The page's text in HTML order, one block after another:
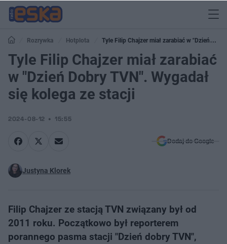
Rozrywka Hotplota
Tyle Filip Chajzer miał zarabiać w "Dzień
Dobry TVN". Wygadał się kolega ze stacji
Tyle Filip Chajzer miał zarabiać
w "Dzień Dobry TVN". Wygadał
się kolega ze stacji
2024-08-12 15:55
Dodaj do Google
Justyna Klorek
Filip Chajzer ze stacją TVN związany był od
2011 roku. Początkowo był reporterem
porannego pasma stacji "Dzień dobry TVN",